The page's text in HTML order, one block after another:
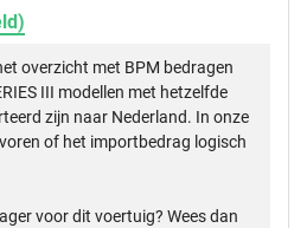
overzicht met BPM bedragen
III modellen met hetzelfde
zijn naar Nederland. In onze
of het importbedrag logisch
voor dit voertuig? Wees dan